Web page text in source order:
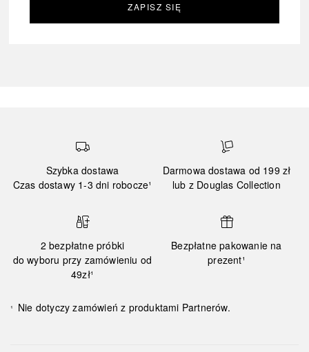
ZAPISZ SIĘ
Szybka dostawa
Czas dostawy 1-3 dni robocze¹
Darmowa dostawa od 199 zł
lub z Douglas Collection
2 bezpłatne próbki
do wyboru przy zamówieniu od
49zł¹
Bezpłatne pakowanie na
prezent¹
¹ Nie dotyczy zamówień z produktami Partnerów.